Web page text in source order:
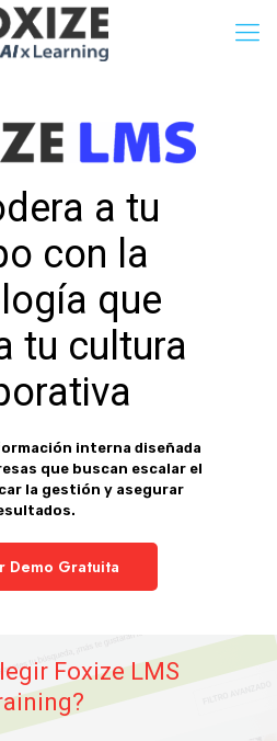
a tu
con la
que
tu cultura
interna diseñada
que buscan escalar el
la gestión y asegurar
Demo Gratuita
Foxize LMS